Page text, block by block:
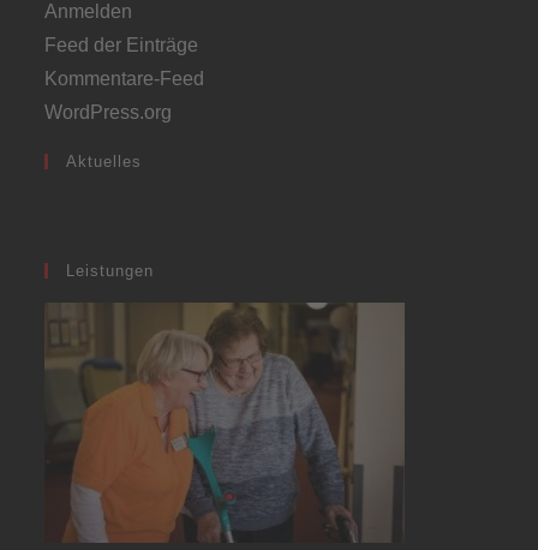
Anmelden
Feed der Einträge
Kommentare-Feed
WordPress.org
Aktuelles
Leistungen